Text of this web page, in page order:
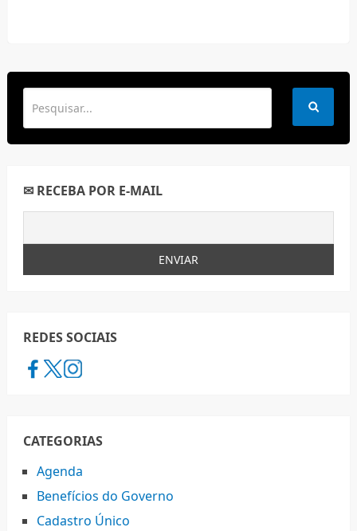
✉ RECEBA POR E-MAIL
REDES SOCIAIS
CATEGORIAS
Agenda
Benefícios do Governo
Cadastro Único